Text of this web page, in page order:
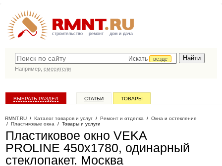
строительство ремонт дом и дача
Искать
везде
Например, смесители
ВЫБРАТЬ РАЗДЕЛ СТАТЬИ ТОВАРЫ
RMNT.RU / Каталог товаров и услуг / Ремонт и отделка / Окна и остекление
/ Пластиковые окна / Товары и услуги
Пластиковое окно VEKA
PROLINE 450х1780, одинарный
стеклопакет. Москва